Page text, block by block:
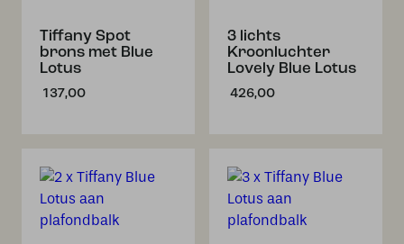
Tiffany Spot
brons met Blue
Lotus
137,00
3 lichts
Kroonluchter
Lovely Blue Lotus
426,00